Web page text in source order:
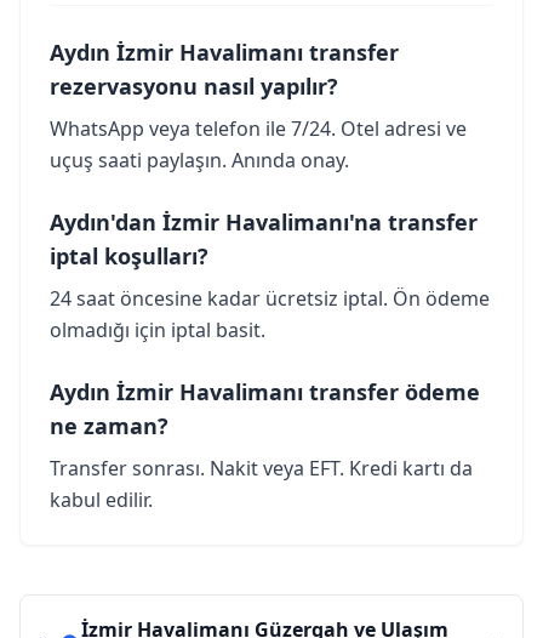
Aydın İzmir Havalimanı transfer
rezervasyonu nasıl yapılır?
WhatsApp veya telefon ile 7/24. Otel adresi ve
uçuş saati paylaşın. Anında onay.
Aydın'dan İzmir Havalimanı'na transfer
iptal koşulları?
24 saat öncesine kadar ücretsiz iptal. Ön ödeme
olmadığı için iptal basit.
Aydın İzmir Havalimanı transfer ödeme
ne zaman?
Transfer sonrası. Nakit veya EFT. Kredi kartı da
kabul edilir.
İzmir Havalimanı Güzergah ve Ulaşım